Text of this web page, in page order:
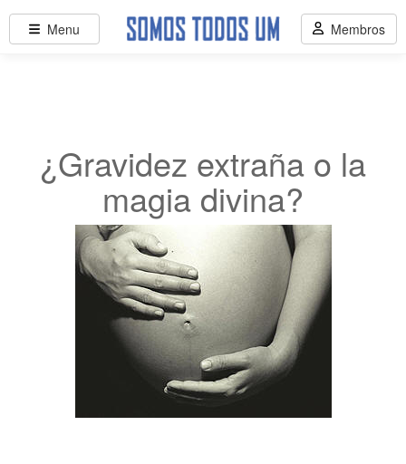
¿Gravidez extraña o la
magia divina?
Menu Membros